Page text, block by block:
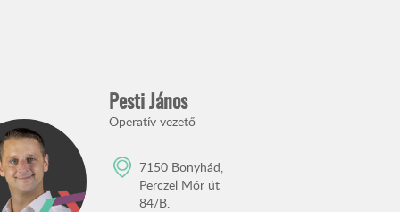
Pesti János
Operatív vezető
7150 Bonyhád,
Perczel Mór út
84/B.